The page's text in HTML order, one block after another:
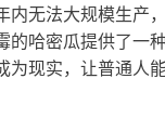
内无法大规模生产
的哈密瓜提供了一
为现实，让普通人